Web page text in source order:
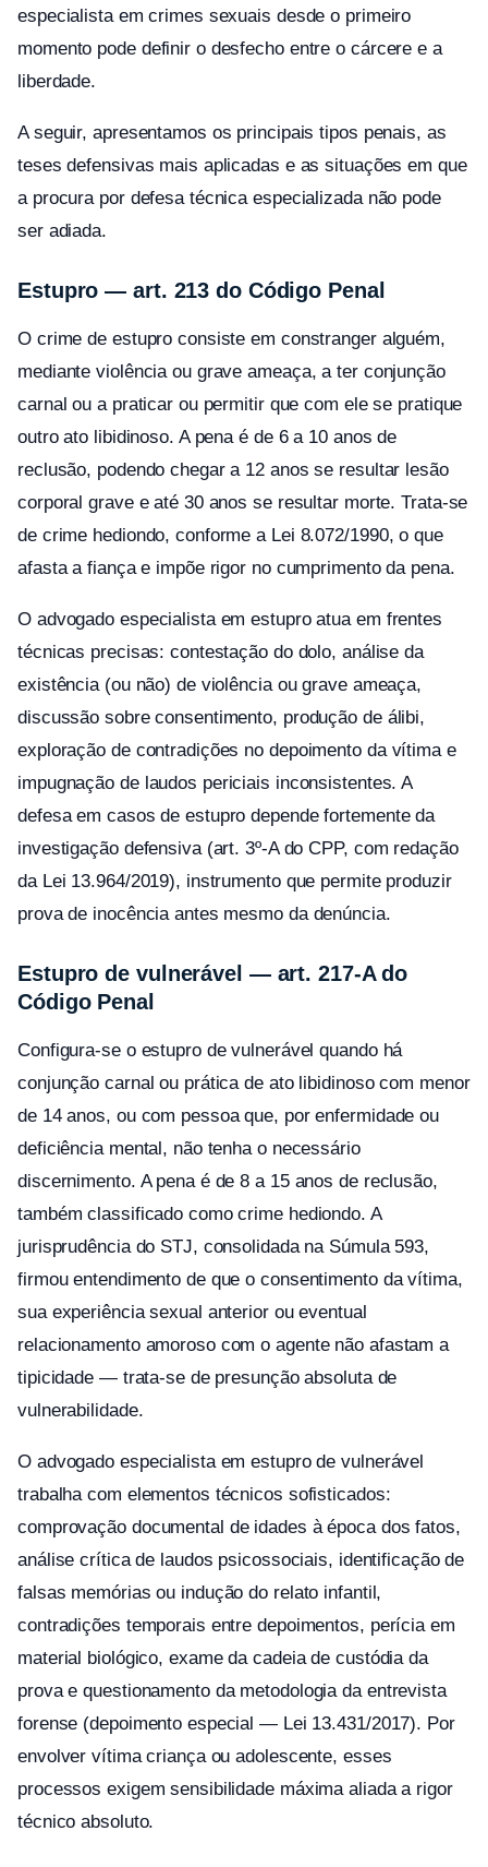
especialista em crimes sexuais desde o primeiro
momento pode definir o desfecho entre o cárcere e a
liberdade.
A seguir, apresentamos os principais tipos penais, as
teses defensivas mais aplicadas e as situações em que
a procura por defesa técnica especializada não pode
ser adiada.
Estupro — art. 213 do Código Penal
O crime de estupro consiste em constranger alguém,
mediante violência ou grave ameaça, a ter conjunção
carnal ou a praticar ou permitir que com ele se pratique
outro ato libidinoso. A pena é de 6 a 10 anos de
reclusão, podendo chegar a 12 anos se resultar lesão
corporal grave e até 30 anos se resultar morte. Trata-se
de crime hediondo, conforme a Lei 8.072/1990, o que
afasta a fiança e impõe rigor no cumprimento da pena.
O advogado especialista em estupro atua em frentes
técnicas precisas: contestação do dolo, análise da
existência (ou não) de violência ou grave ameaça,
discussão sobre consentimento, produção de álibi,
exploração de contradições no depoimento da vítima e
impugnação de laudos periciais inconsistentes. A
defesa em casos de estupro depende fortemente da
investigação defensiva (art. 3º-A do CPP, com redação
da Lei 13.964/2019), instrumento que permite produzir
prova de inocência antes mesmo da denúncia.
Estupro de vulnerável — art. 217-A do
Código Penal
Configura-se o estupro de vulnerável quando há
conjunção carnal ou prática de ato libidinoso com menor
de 14 anos, ou com pessoa que, por enfermidade ou
deficiência mental, não tenha o necessário
discernimento. A pena é de 8 a 15 anos de reclusão,
também classificado como crime hediondo. A
jurisprudência do STJ, consolidada na Súmula 593,
firmou entendimento de que o consentimento da vítima,
sua experiência sexual anterior ou eventual
relacionamento amoroso com o agente não afastam a
tipicidade — trata-se de presunção absoluta de
vulnerabilidade.
O advogado especialista em estupro de vulnerável
trabalha com elementos técnicos sofisticados:
comprovação documental de idades à época dos fatos,
análise crítica de laudos psicossociais, identificação de
falsas memórias ou indução do relato infantil,
contradições temporais entre depoimentos, perícia em
material biológico, exame da cadeia de custódia da
prova e questionamento da metodologia da entrevista
forense (depoimento especial — Lei 13.431/2017). Por
envolver vítima criança ou adolescente, esses
processos exigem sensibilidade máxima aliada a rigor
técnico absoluto.